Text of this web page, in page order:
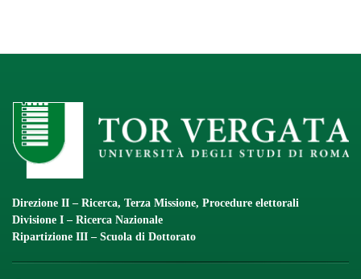
Direzione II – Ricerca, Terza Missione, Procedure elettorali
Divisione I – Ricerca Nazionale
Ripartizione III – Scuola di Dottorato